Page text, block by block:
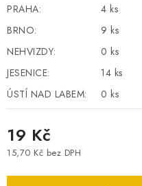
TESTERY BATERIÍ
BATERIE PRO VYSAVAČE
SPOTŘEBNÍ BATERIE
PŘÍSLUŠENSTVÍ
PRAHA:
4 ks
BRNO:
9 ks
NEHVIZDY:
0 ks
JESENICE:
14 ks
ÚSTÍ NAD LABEM:
0 ks
19 Kč
15,70 Kč bez DPH